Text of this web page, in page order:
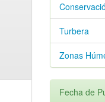
Turbera
Zonas
Fecha de